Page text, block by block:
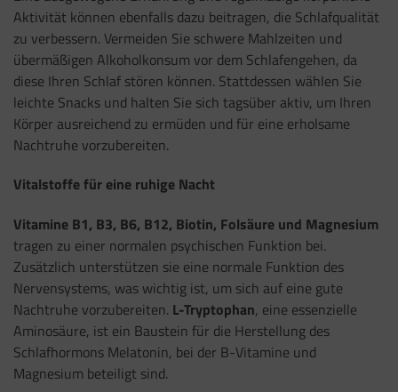
Aktivität können ebenfalls dazu beitragen, die Schlafqualität
zu verbessern. Vermeiden Sie schwere Mahlzeiten und
übermäßigen Alkoholkonsum vor dem Schlafengehen, da
diese Ihren Schlaf stören können. Stattdessen wählen Sie
leichte Snacks und halten Sie sich tagsüber aktiv, um Ihren
Körper ausreichend zu ermüden und für eine erholsame
Nachtruhe vorzubereiten.
Vitalstoffe für eine ruhige Nacht
Vitamine B1, B3, B6, B12, Biotin, Folsäure und Magnesium
tragen zu einer normalen psychischen Funktion bei.
Zusätzlich unterstützen sie eine normale Funktion des
Nervensystems, was wichtig ist, um sich auf eine gute
Nachtruhe vorzubereiten. L-Tryptophan, eine essenzielle
Aminosäure, ist ein Baustein für die Herstellung des
Schlafhormons Melatonin, bei der B-Vitamine und
Magnesium beteiligt sind.